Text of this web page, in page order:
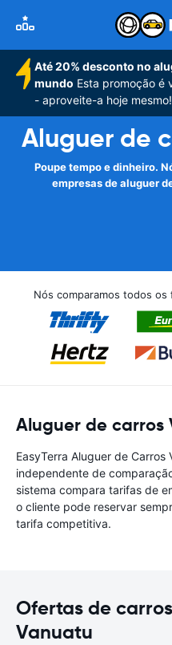
Até 20% desconto no
mundo Esta promoção é
- aproveite-a hoje mesmo!
Aluguer de
Poupe tempo e dinheiro.
empresas de aluguer
Nós comparamos todos
Aluguer de carros
EasyTerra Aluguer de Carros
independente de
sistema compara tarifas de
o cliente pode reservar
tarifa competitiva.
Ofertas de
Vanuatu